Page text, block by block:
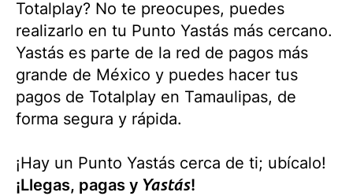
Totalplay? No te preocupes, puedes
realizarlo en tu Punto Yastás más cercano.
Yastás es parte de la red de pagos más
grande de México y puedes hacer tus
pagos de Totalplay en Tamaulipas, de
forma segura y rápida.
¡Hay un Punto Yastás cerca de ti; ubícalo!
¡Llegas, pagas y Yastás!